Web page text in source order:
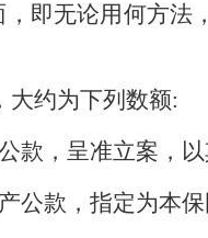
即无论用何方法
大约为下列数额:
，呈准立案，以
款，指定为本保